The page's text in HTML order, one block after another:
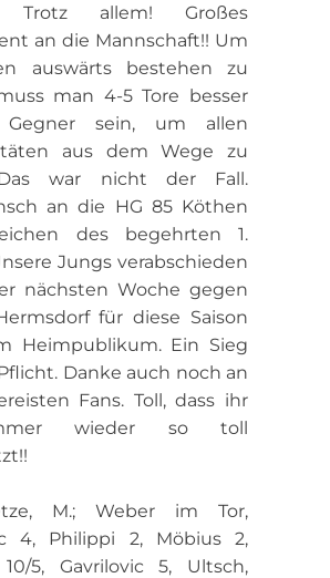
Trotz allem! Großes
an die Mannschaft!! Um
auswärts bestehen zu
man 4-5 Tore besser
sein, um allen
aus dem Wege zu
war nicht der Fall.
an die HG 85 Köthen
des begehrten 1.
Jungs verabschieden
nächsten Woche gegen
für diese Saison
Heimpublikum. Ein Sieg
Danke auch noch an
Fans. Toll, dass ihr
wieder so toll
M.; Weber im Tor,
4, Philippi 2, Möbius 2,
5, Gavrilovic 5, Ultsch,